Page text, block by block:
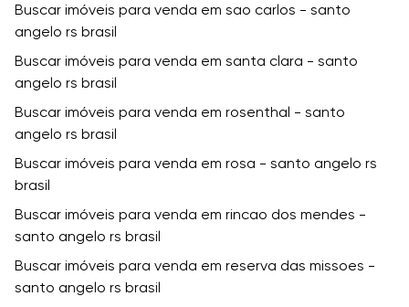
Buscar imóveis para venda em sao carlos - santo
angelo rs brasil
Buscar imóveis para venda em santa clara - santo
angelo rs brasil
Buscar imóveis para venda em rosenthal - santo
angelo rs brasil
Buscar imóveis para venda em rosa - santo angelo rs
brasil
Buscar imóveis para venda em rincao dos mendes -
santo angelo rs brasil
Buscar imóveis para venda em reserva das missoes -
santo angelo rs brasil